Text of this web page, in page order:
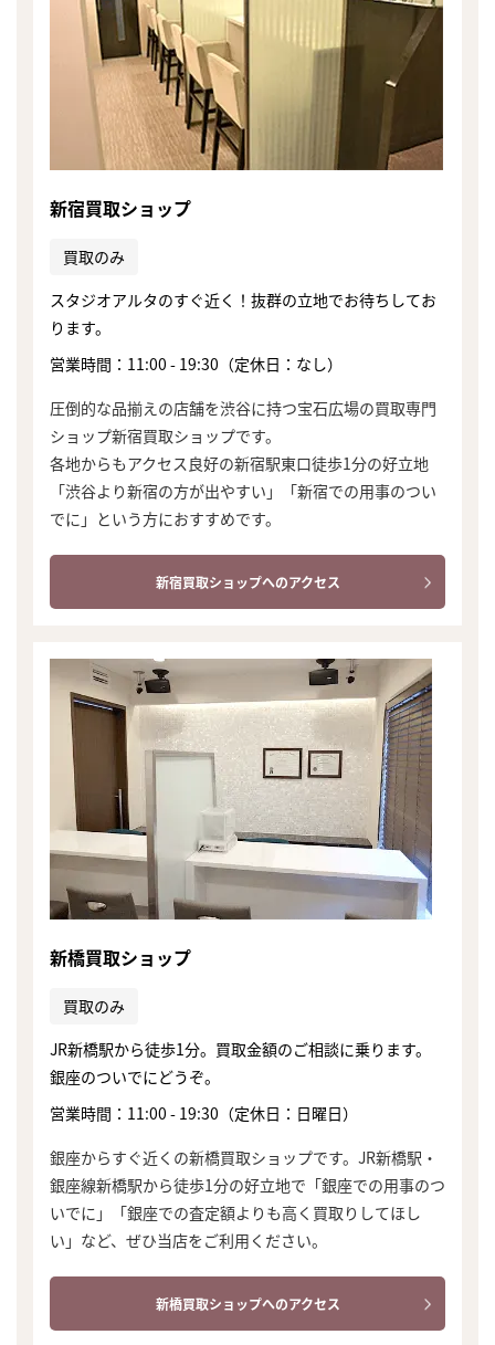
新宿買取ショップ
買取のみ
スタジオアルタのすぐ近く！抜群の立地でお待ちしてお
ります。
営業時間：11:00 - 19:30（定休日：なし）
圧倒的な品揃えの店舗を渋谷に持つ宝石広場の買取専門
ショップ新宿買取ショップです。
各地からもアクセス良好の新宿駅東口徒歩1分の好立地
「渋谷より新宿の方が出やすい」「新宿での用事のつい
でに」という方におすすめです。
新宿買取ショップへのアクセス
新橋買取ショップ
買取のみ
JR新橋駅から徒歩1分。買取金額のご相談に乗ります。
銀座のついでにどうぞ。
営業時間：11:00 - 19:30（定休日：日曜日）
銀座からすぐ近くの新橋買取ショップです。JR新橋駅・
銀座線新橋駅から徒歩1分の好立地で「銀座での用事のつ
いでに」「銀座での査定額よりも高く買取りしてほし
い」など、ぜひ当店をご利用ください。
新橋買取ショップへのアクセス
かんたん30秒でお試し査定